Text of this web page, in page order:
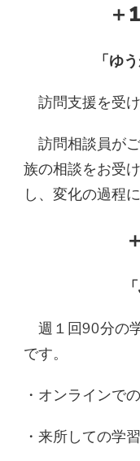
＋
「ゆ
訪問支援を受け
訪問相談員が
族の相談をお受
し、変化の過程
週１回90分の
です。
・オンラインで
・来所しての学